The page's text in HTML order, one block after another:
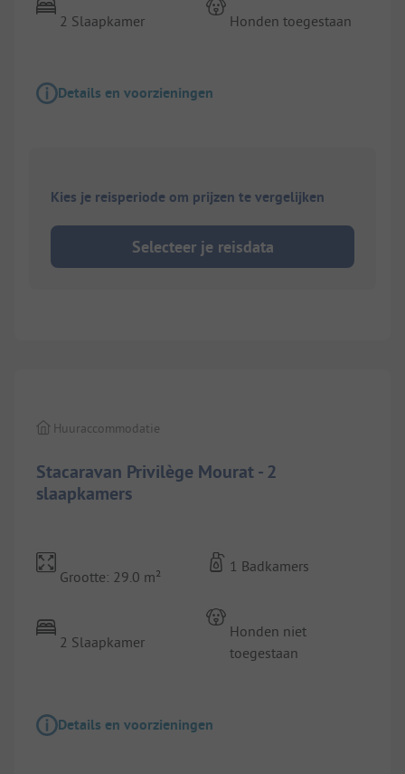
2 Slaapkamer Honden toegestaan
Details en voorzieningen
Kies je reisperiode om prijzen te vergelijken
Selecteer je reisdata
Stacaravan Privilège Mourat - 2
slaapkamers
Huuraccommodatie
Grootte: 29.0 m²
2 Slaapkamer
1 Badkamers
Honden niet
toegestaan
Details en voorzieningen